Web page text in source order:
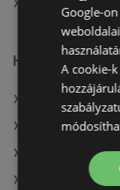
A(z) Reál
Hasonló
A(z) COOP
A(z) Family
A(z) Coop
A(z)
Google-
A cookie-